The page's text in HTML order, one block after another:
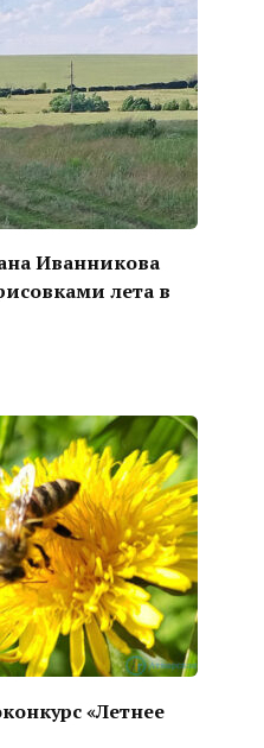
Иванникова
лета в
«Летнее